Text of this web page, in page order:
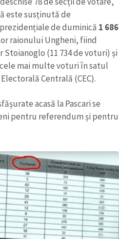
este susținută de
de duminică 1 686
raionului Ungheni, fiind
(11 734 de voturi) și
mai multe voturi în satul
Centrală (CEC).
acasă la Pascari se
pentru referendum și pentru